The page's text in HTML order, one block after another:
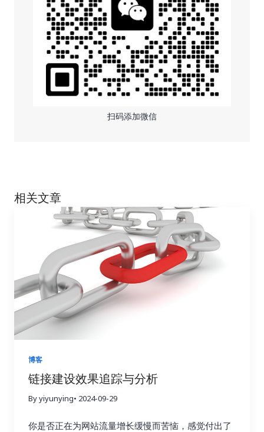
扫码添加微信
相关文章
博客
链接建设效果追踪与分析
By yiyunying• 2024-09-29
你是否正在为网站流量增长缓慢而苦恼，感觉付出了